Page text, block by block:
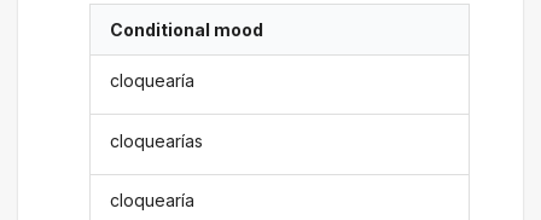
Conditional mood
cloquearía
cloquearías
cloquearía